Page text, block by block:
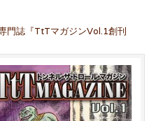
門誌『TtTマガジンVol.1創刊